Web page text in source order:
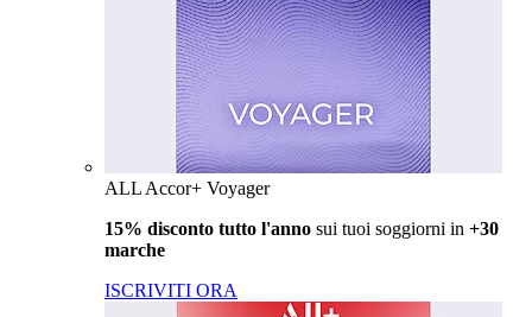
ALL Accor+ Voyager
15% disconto tutto l'anno sui tuoi soggiorni in +30
marche
ISCRIVITI ORA